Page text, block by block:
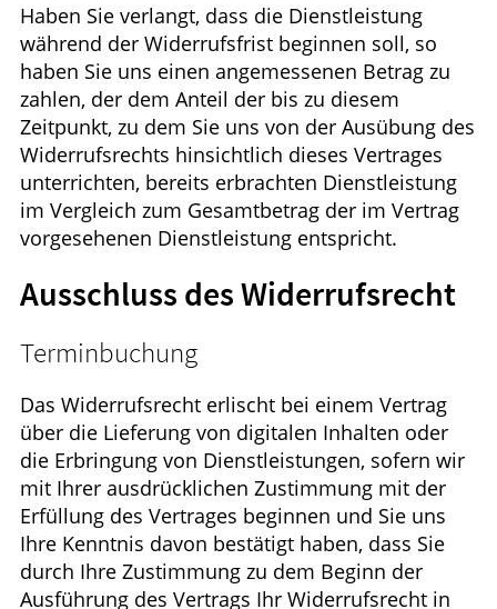
Haben Sie verlangt, dass die Dienstleistung
während der Widerrufsfrist beginnen soll, so
haben Sie uns einen angemessenen Betrag zu
zahlen, der dem Anteil der bis zu diesem
Zeitpunkt, zu dem Sie uns von der Ausübung des
Widerrufsrechts hinsichtlich dieses Vertrages
unterrichten, bereits erbrachten Dienstleistung
im Vergleich zum Gesamtbetrag der im Vertrag
vorgesehenen Dienstleistung entspricht.
Ausschluss des Widerrufsrecht
Terminbuchung
Das Widerrufsrecht erlischt bei einem Vertrag
über die Lieferung von digitalen Inhalten oder
die Erbringung von Dienstleistungen, sofern wir
mit Ihrer ausdrücklichen Zustimmung mit der
Erfüllung des Vertrages beginnen und Sie uns
Ihre Kenntnis davon bestätigt haben, dass Sie
durch Ihre Zustimmung zu dem Beginn der
Ausführung des Vertrags Ihr Widerrufsrecht in